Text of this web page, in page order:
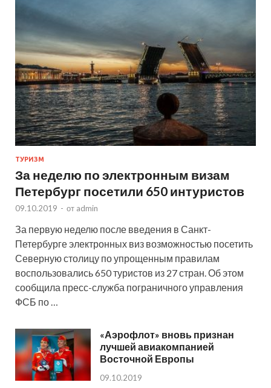
ТУРИЗМ
За неделю по электронным визам
Петербург посетили 650 интуристов
09.10.2019 - от admin
За первую неделю после введения в Санкт-
Петербурге электронных виз возможностью посетить
Северную столицу по упрощенным правилам
воспользовались 650 туристов из 27 стран. Об этом
сообщила пресс-служба пограничного управления
ФСБ по …
«Аэрофлот» вновь признан
лучшей авиакомпанией
Восточной Европы
09.10.2019